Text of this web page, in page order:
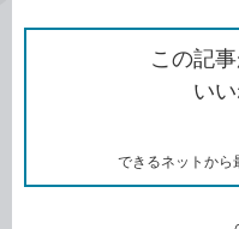
で
シ
ェ
ア
この記
い
できるネットから